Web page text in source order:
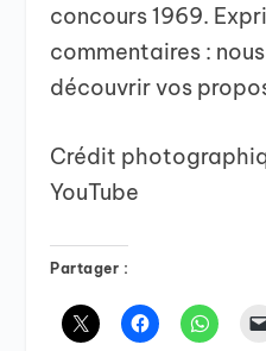
concours 1969.
commentaires :
découvrir vos
Crédit
YouTube
Partager :